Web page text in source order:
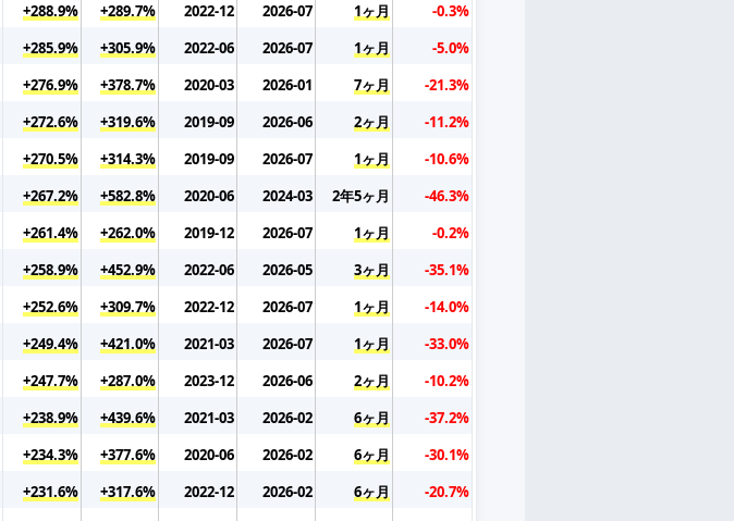
+288.9% +289.7% 2022-12 2026-07 1ヶ月
-0.3%
+285.9% +305.9% 2022-06 2026-07 1ヶ月
-5.0%
+276.9% +378.7% 2020-03 2026-01 7ヶ月
-21.3%
+272.6% +319.6% 2019-09 2026-06 2ヶ月
-11.2%
+270.5% +314.3% 2019-09 2026-07 1ヶ月
-10.6%
+267.2% +582.8% 2020-06 2024-03 2年5ヶ月
-46.3%
+261.4% +262.0% 2019-12 2026-07 1ヶ月
-0.2%
+258.9% +452.9% 2022-06 2026-05 3ヶ月
-35.1%
+252.6% +309.7% 2022-12 2026-07 1ヶ月
-14.0%
+249.4% +421.0% 2021-03 2026-07 1ヶ月
-33.0%
+247.7% +287.0% 2023-12 2026-06 2ヶ月
-10.2%
+238.9% +439.6% 2021-03 2026-02 6ヶ月
-37.2%
+234.3% +377.6% 2020-06 2026-02 6ヶ月
-30.1%
+231.6% +317.6% 2022-12 2026-02 6ヶ月
-20.7%